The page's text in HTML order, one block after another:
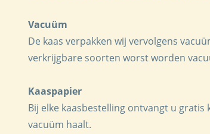
Vacuüm
De kaas verpakken wij vervolgens
verkrijgbare soorten worst worden
Kaaspapier
Bij elke kaasbestelling ontvangt u
vacuüm haalt.